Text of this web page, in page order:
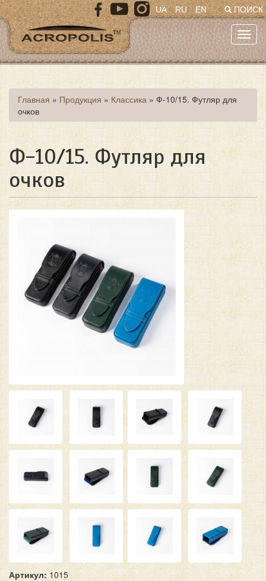
Перейти
к
основному
содержанию
ПОИСК
UA RU EN
Вы
здесь
Главная » Продукция » Классика » Ф-10/15. Футляр для
очков
Ф-10/15. Футляр для
очков
Артикул: 1015